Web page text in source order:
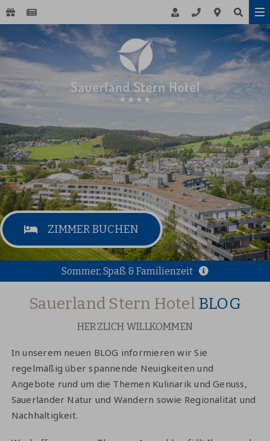
ZIMMER BUCHEN
Sommer, Spaß & Familienzeit
Sauerland Stern Hotel BLOG
HERZLICH WILLKOMMEN
In unserem neuen BLOG informieren wir Sie
regelmäßig über spannende Neuigkeiten und
Angebote rund um die Themen Kulinarik und Genuss,
Sauerländer Natur und Wandern sowie Regionalität und
Nachhaltigkeit.